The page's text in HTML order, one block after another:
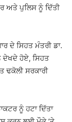
ਅਤੇ ਪੁਲਿਸ ਨੂੰ ਦਿੱਤੀ
ਦੇ ਸਿਹਤ ਮੰਤਰੀ ਡਾ.
ਦੇਖਦੇ ਹੋਏ, ਸਿਹਤ
ਢਕੋਲੀ ਸਰਕਾਰੀ
ਨੂੰ ਹਟਾ ਦਿੱਤਾ